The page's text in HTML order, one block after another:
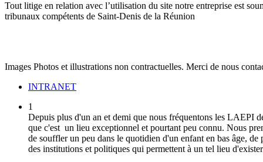
Tout litige en relation avec l’utilisation du site notre entreprise est
tribunaux compétents de Saint-Denis de la Réunion
Images Photos et illustrations non contractuelles. Merci de nous
INTRANET
1
Depuis plus d'un an et demi que nous fréquentons les LAEPI
que c'est un lieu exceptionnel et pourtant peu connu. Nous
de souffler un peu dans le quotidien d'un enfant en bas âge,
des institutions et politiques qui permettent à un tel lieu